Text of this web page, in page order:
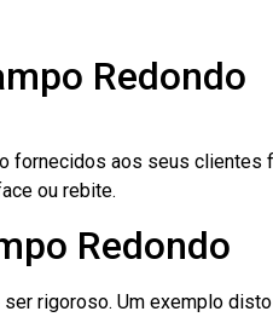
Redondo
fornecidos aos seus
ou rebite.
Redondo
rigoroso. Um exemplo